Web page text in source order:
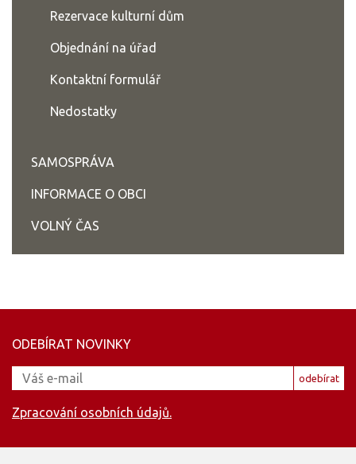
Rezervace kulturní dům
Objednání na úřad
Kontaktní formulář
Nedostatky
SAMOSPRÁVA
INFORMACE O OBCI
VOLNÝ ČAS
ODEBÍRAT NOVINKY
odebírat
Zpracování osobních údajů.